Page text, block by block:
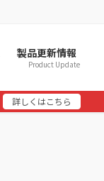
製品更新情報
Product Update
詳しくはこちら